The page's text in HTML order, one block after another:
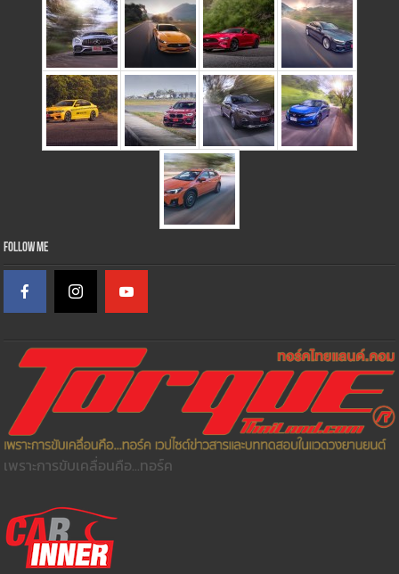
Follow Me
เพราะการขับเคลื่อนคือ...ทอร์ค